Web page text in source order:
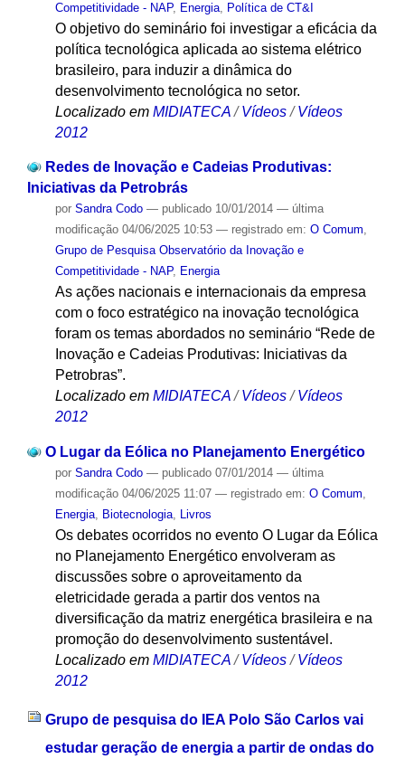
Competitividade - NAP, Energia, Política de CT&I
O objetivo do seminário foi investigar a eficácia da
política tecnológica aplicada ao sistema elétrico
brasileiro, para induzir a dinâmica do
desenvolvimento tecnológica no setor.
Localizado em MIDIATECA /Vídeos /Vídeos
2012
Redes de Inovação e Cadeias Produtivas:
Iniciativas da Petrobrás
por Sandra Codo — publicado10/01/2014 — última
modificação04/06/2025 10:53 — registrado em: O Comum,
Grupo de Pesquisa Observatório da Inovação e
Competitividade - NAP, Energia
As ações nacionais e internacionais da empresa
com o foco estratégico na inovação tecnológica
foram os temas abordados no seminário “Rede de
Inovação e Cadeias Produtivas: Iniciativas da
Petrobras”.
Localizado em MIDIATECA /Vídeos /Vídeos
2012
O Lugar da Eólica no Planejamento Energético
por Sandra Codo — publicado07/01/2014 — última
modificação04/06/2025 11:07 — registrado em: O Comum,
Energia, Biotecnologia, Livros
Os debates ocorridos no evento O Lugar da Eólica
no Planejamento Energético envolveram as
discussões sobre o aproveitamento da
eletricidade gerada a partir dos ventos na
diversificação da matriz energética brasileira e na
promoção do desenvolvimento sustentável.
Localizado em MIDIATECA /Vídeos /Vídeos
2012
Grupo de pesquisa do IEA Polo São Carlos vai
estudar geração de energia a partir de ondas do